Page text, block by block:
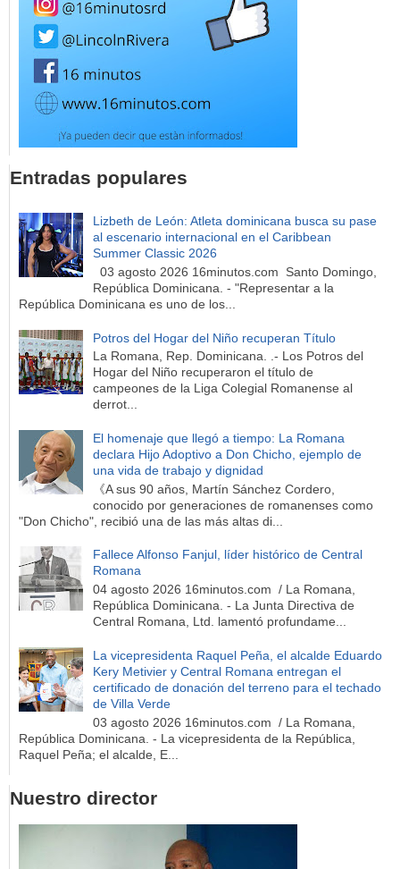
Entradas populares
Lizbeth de León: Atleta dominicana busca su pase
al escenario internacional en el Caribbean
Summer Classic 2026
03 agosto 2026 16minutos.com Santo Domingo,
República Dominicana. - "Representar a la
República Dominicana es uno de los...
Potros del Hogar del Niño recuperan Título
La Romana, Rep. Dominicana. .- Los Potros del
Hogar del Niño recuperaron el título de
campeones de la Liga Colegial Romanense al
derrot...
El homenaje que llegó a tiempo: La Romana
declara Hijo Adoptivo a Don Chicho, ejemplo de
una vida de trabajo y dignidad
《A sus 90 años, Martín Sánchez Cordero,
conocido por generaciones de romanenses como
"Don Chicho", recibió una de las más altas di...
Fallece Alfonso Fanjul, líder histórico de Central
Romana
04 agosto 2026 16minutos.com / La Romana,
República Dominicana. - La Junta Directiva de
Central Romana, Ltd. lamentó profundame...
La vicepresidenta Raquel Peña, el alcalde Eduardo
Kery Metivier y Central Romana entregan el
certificado de donación del terreno para el techado
de Villa Verde
03 agosto 2026 16minutos.com / La Romana,
República Dominicana. - La vicepresidenta de la República,
Raquel Peña; el alcalde, E...
Nuestro director